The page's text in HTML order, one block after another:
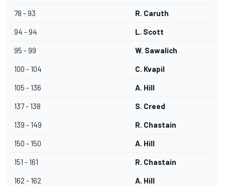
78 - 93 R. Caruth
94 - 94 L. Scott
95 - 99 W. Sawalich
100 - 104 C. Kvapil
105 - 136 A. Hill
137 - 138 S. Creed
139 - 149 R. Chastain
150 - 150 A. Hill
151 - 161 R. Chastain
162 - 162 A. Hill